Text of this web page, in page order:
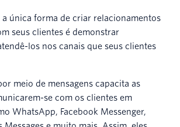
a única forma de criar relacionamentos
seus clientes é demonstrar
los nos canais que seus clientes
meio de mensagens capacita as
se com os clientes em
WhatsApp, Facebook Messenger,